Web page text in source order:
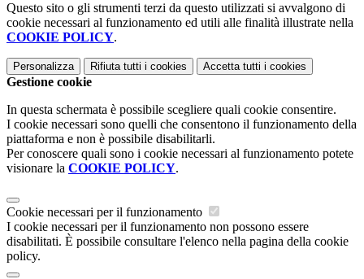
Questo sito o gli strumenti terzi da questo utilizzati si avvalgono di
cookie necessari al funzionamento ed utili alle finalità illustrate nella
COOKIE POLICY.
Personalizza Rifiuta tutti i cookies Accetta tutti i cookies
Gestione cookie
In questa schermata è possibile scegliere quali cookie consentire.
I cookie necessari sono quelli che consentono il funzionamento della
piattaforma e non è possibile disabilitarli.
Per conoscere quali sono i cookie necessari al funzionamento potete
visionare la COOKIE POLICY.
Cookie necessari per il funzionamento
I cookie necessari per il funzionamento non possono essere
disabilitati. È possibile consultare l'elenco nella pagina della cookie
policy.